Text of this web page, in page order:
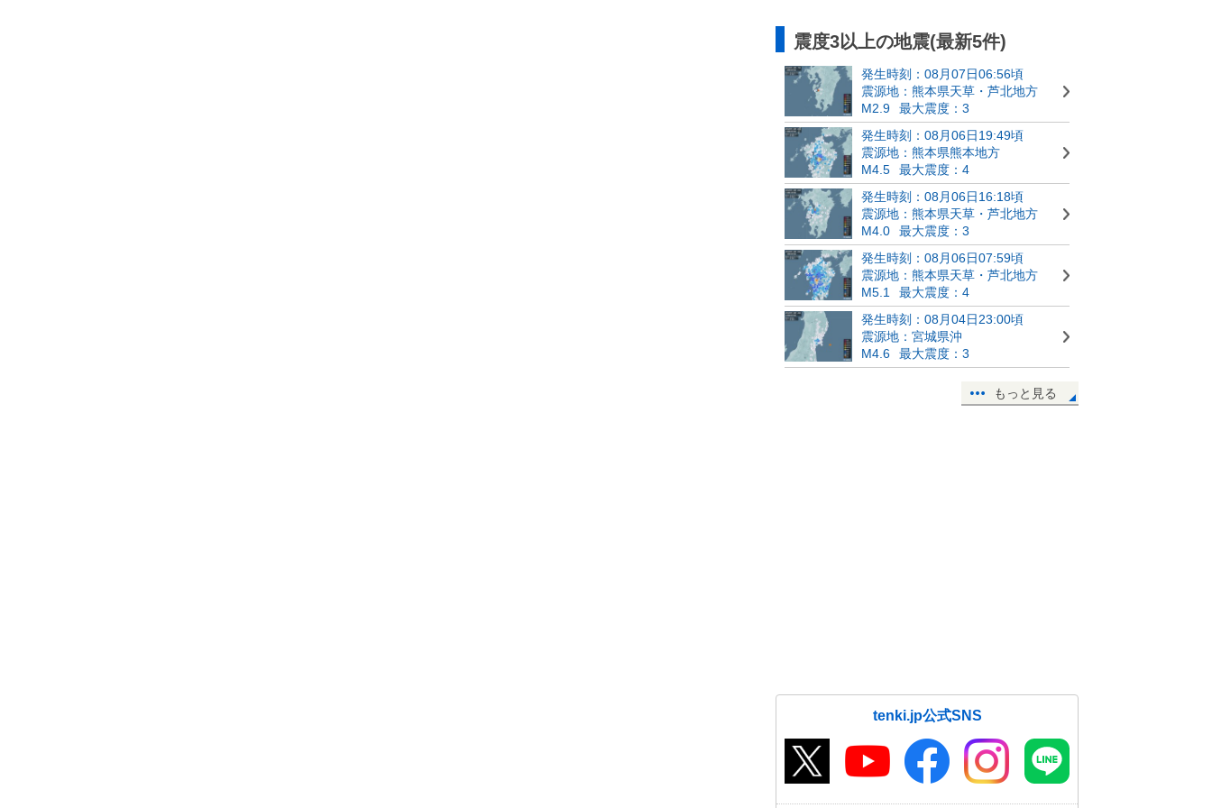
震度3以上の地震(最新5件)
発生時刻：08月07日06:56頃
震源地：熊本県天草・芦北地方
M2.9
最大震度：3
発生時刻：08月06日19:49頃
震源地：熊本県熊本地方
M4.5
最大震度：4
発生時刻：08月06日16:18頃
震源地：熊本県天草・芦北地方
M4.0
最大震度：3
発生時刻：08月06日07:59頃
震源地：熊本県天草・芦北地方
M5.1
最大震度：4
発生時刻：08月04日23:00頃
震源地：宮城県沖
M4.6
最大震度：3
もっと見る
tenki.jp公式SNS